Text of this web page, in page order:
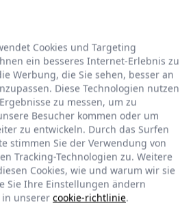
Cookies und Targeting
ein besseres Internet-Erlebnis zu
Werbung, die Sie sehen, besser an
Diese Technologien nutzen
zu messen, um zu
Besucher kommen oder um
zu entwickeln. Durch das Surfen
stimmen Sie der Verwendung von
Tracking-Technologien zu. Weitere
Cookies, wie und warum wir sie
Sie Ihre Einstellungen ändern
in unserer cookie-richtlinie.